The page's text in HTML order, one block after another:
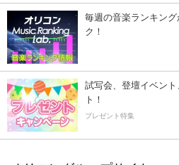
毎週の音楽ランキン
ク！
試写会、登壇イベン
ト！
プレゼント特集